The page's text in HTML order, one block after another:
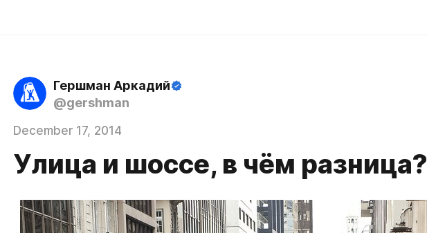
Гершман Аркадий
@gershman
December 17, 2014
Улица и шоссе, в чём разница?